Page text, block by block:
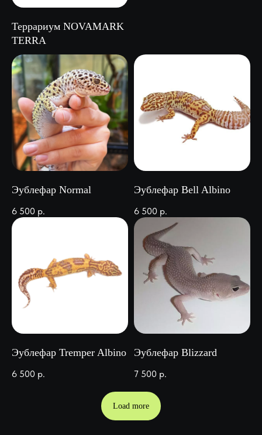
Террариум NOVAMARK
TERRA
Эублефар Normal
6 500 р.
Эублефар Bell Albino
6 500 р.
Эублефар Tremper Albino
6 500 р.
Эублефар Blizzard
7 500 р.
Load more